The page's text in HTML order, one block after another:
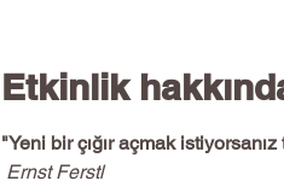
Etkinlik
"Yeni bir çığır açmak
Ernst Ferstl